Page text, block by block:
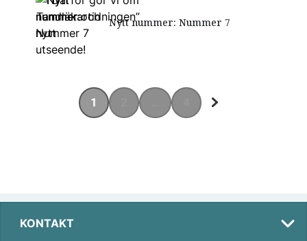
”Därför gör vi om
Tandläkartidningen”
Nytt nummer och nytt utseende!
Nytt nummer: Nummer 7
1
KONTAKT